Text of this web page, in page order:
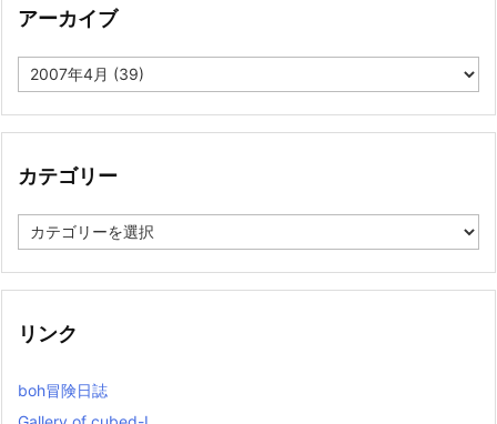
アーカイブ
ア
ー
イ
カテゴリー
テ
リ
リンク
boh冒険日誌